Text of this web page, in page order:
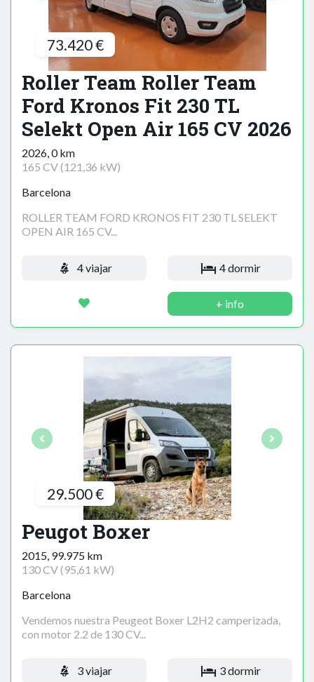
73.420 €
Roller Team Roller Team
Ford Kronos Fit 230 TL
Selekt Open Air 165 CV 2026
2026, 0 km
165 CV (121,36 kW)
Barcelona
ROLLER TEAM FORD KRONOS FIT 230 TL SELEKT
OPEN AIR 165 CV...
4 viajar 4 dormir
+ info
29.500 €
Peugot Boxer
2015, 99.975 km
130 CV (95,61 kW)
Barcelona
Vendemos nuestra Peugeot Boxer L2H2 camperizada,
con motor 2.2 de 130 CV...
3 viajar 3 dormir